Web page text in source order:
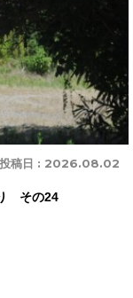
投稿日 : 2026.08.02
その24